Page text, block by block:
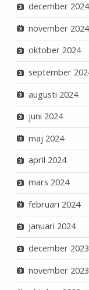
december 2024
november 2024
oktober 2024
september
augusti 2024
juni 2024
maj 2024
april 2024
mars 2024
februari 2024
januari 2024
december 2023
november 2023